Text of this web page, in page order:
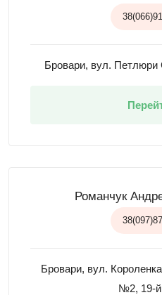
Бровари, вул. Петлюри
Романчук
Бровари, вул.
№2, 19-й